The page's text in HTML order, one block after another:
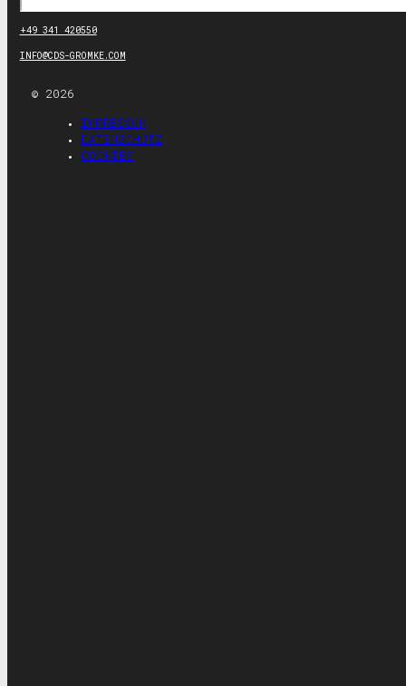
+49 341 420550
INFO@CDS-GROMKE.COM
© 2026
IMPRESSUM
DATENSCHUTZ
COOKIES